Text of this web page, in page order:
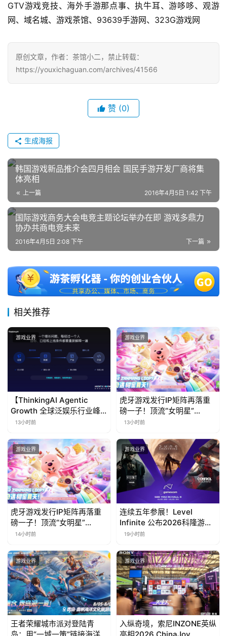
GTV游戏竞技、海外手游那点事、执牛耳、游哆哆、观游
网、域名城、游戏茶馆、93639手游网、323G游戏网
原创文章，作者：茶馆小二，禁止转载：
https://youxichaguan.com/archives/41566
赞 (0)
生成海报
韩国游戏新品推介会四月相会 国民手游开发厂商将集
体亮相
上一篇 2016年4月5日 1:42 下午
国际游戏商务大会电竞主题论坛举办在即 游戏多鼎力
协办共商电竞未来
下一篇
2016年4月5日 2:08 下午
相关推荐
游戏业界
【ThinkingAI Agentic
Growth 全球泛娱乐行业峰
会】Agent 时代，人到底负
13小时前
游戏业界
虎牙游戏发行IP矩阵再落重
磅一子！顶流“女明星”
ZANMANG LOOPY 正版3D
曝光
13小时前
游戏业界
虎牙游戏发行IP矩阵再落重
磅一子！顶流“女明星”
ZANMANG LOOPY 正版3D
曝光
14小时前
游戏业界
连续五年参展！Level
Infinite 公布2026科隆游戏
展产品阵容
19小时前
游戏业界
王者荣耀城市派对登陆青
游戏业界
入纵奇境，索尼INZONE英纵